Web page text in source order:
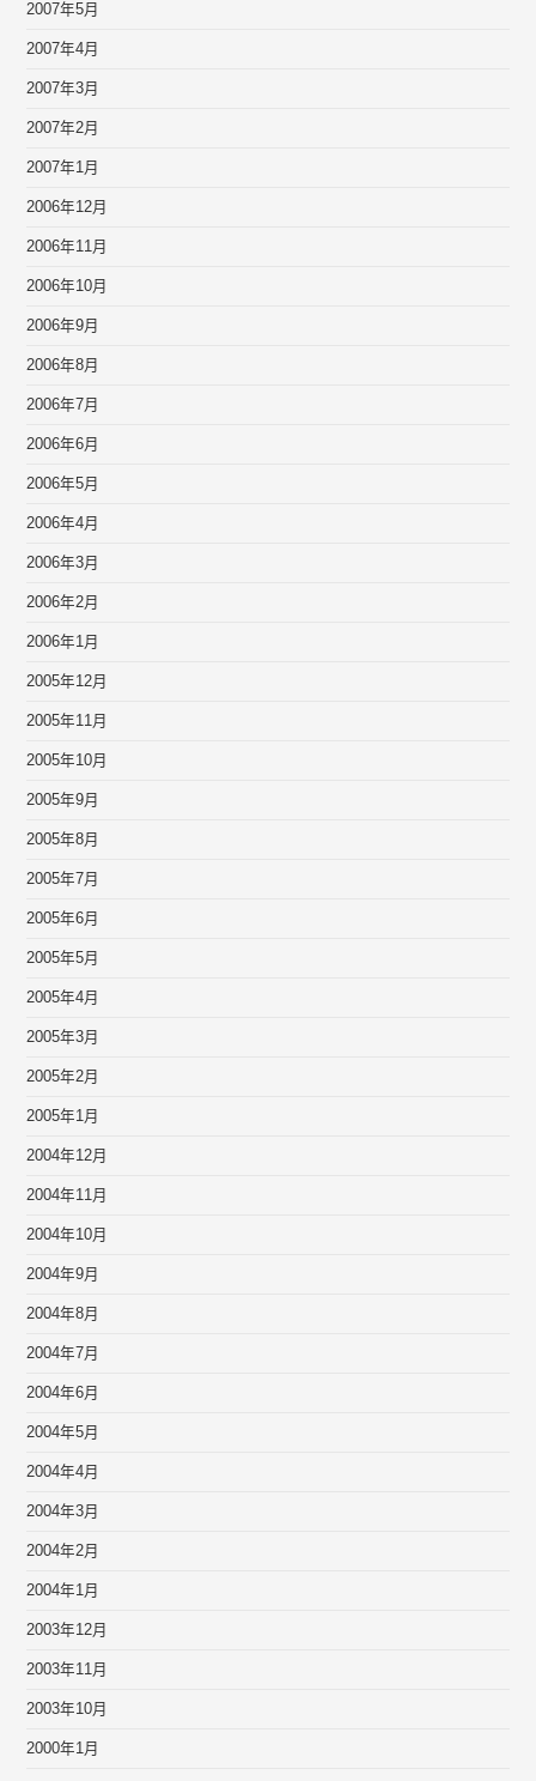
2007年5月
2007年4月
2007年3月
2007年2月
2007年1月
2006年12月
2006年11月
2006年10月
2006年9月
2006年8月
2006年7月
2006年6月
2006年5月
2006年4月
2006年3月
2006年2月
2006年1月
2005年12月
2005年11月
2005年10月
2005年9月
2005年8月
2005年7月
2005年6月
2005年5月
2005年4月
2005年3月
2005年2月
2005年1月
2004年12月
2004年11月
2004年10月
2004年9月
2004年8月
2004年7月
2004年6月
2004年5月
2004年4月
2004年3月
2004年2月
2004年1月
2003年12月
2003年11月
2003年10月
2000年1月